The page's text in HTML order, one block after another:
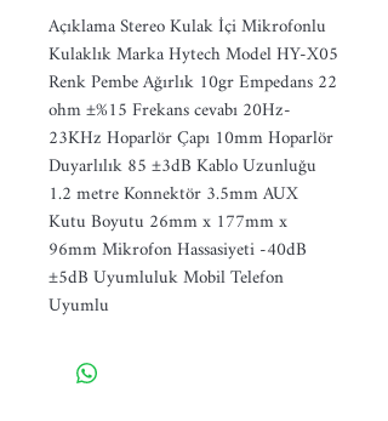
Açıklama Stereo Kulak İçi Mikrofonlu
Kulaklık Marka Hytech Model HY-X05
Renk Pembe Ağırlık 10gr Empedans 22
ohm ±%15 Frekans cevabı 20Hz-
23KHz Hoparlör Çapı 10mm Hoparlör
Duyarlılık 85 ±3dB Kablo Uzunluğu
1.2 metre Konnektör 3.5mm AUX
Kutu Boyutu 26mm x 177mm x
96mm Mikrofon Hassasiyeti -40dB
±5dB Uyumluluk Mobil Telefon
Uyumlu